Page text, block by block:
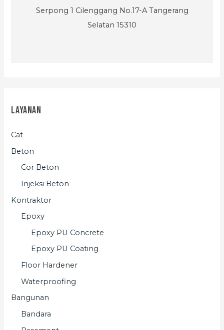
Serpong 1 Cilenggang No.17-A Tangerang
Selatan 15310
Layanan
Cat
Beton
Cor Beton
Injeksi Beton
Kontraktor
Epoxy
Epoxy PU Concrete
Epoxy PU Coating
Floor Hardener
Waterproofing
Bangunan
Bandara